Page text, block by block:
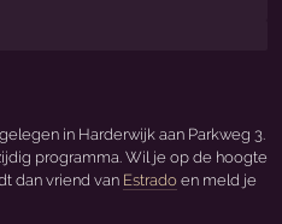
in Harderwijk aan Parkweg 3.
programma. Wil je op de hoogte
dan vriend van Estrado en meld je